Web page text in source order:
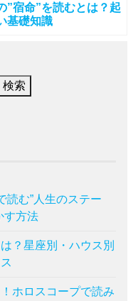
”宿命”を読むとは？起
基礎知識
検索
読む”人生のステー
す方法
？星座別・ハウス別
ホロスコープで読み